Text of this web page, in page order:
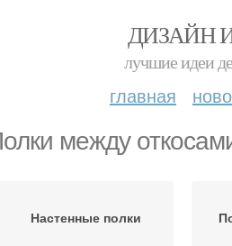
ДИЗАЙН
лучшие идеи
главная
между
Настенные полки